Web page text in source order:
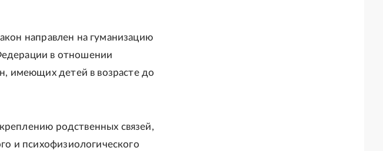
направлен на гуманизацию
в отношении
детей в возрасте до
родственных связей,
и психофизиологического